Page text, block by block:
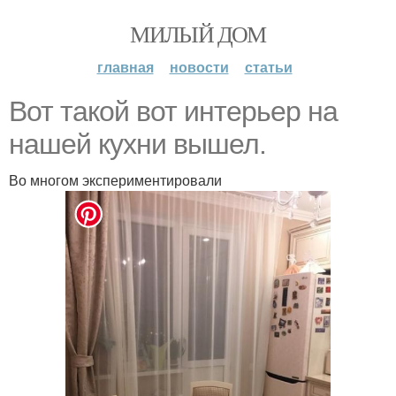
МИЛЫЙ ДОМ
главная новости статьи
Вот такой вот интерьер на
нашей кухни вышел.
Во многом экспериментировали